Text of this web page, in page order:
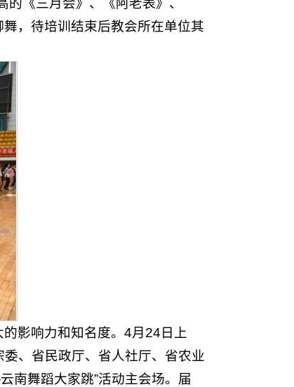
《三月会》、《阿老表》、
，待培训结束后教会所在单位其
影响力和知名度。4月24日上
、省民政厅、省人社厅、省农业
南舞蹈大家跳”活动主会场。届